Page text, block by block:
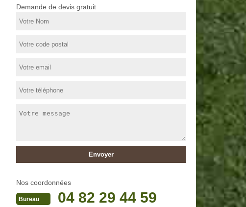
Demande de devis gratuit
Nos coordonnées
Bureau 04 82 29 44 59